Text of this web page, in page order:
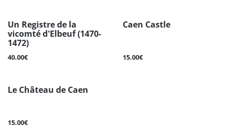
Un Registre de la
vicomté d'Elbeuf (1470-
1472)
40.00€
Caen Castle
15.00€
Le Château de Caen
15.00€